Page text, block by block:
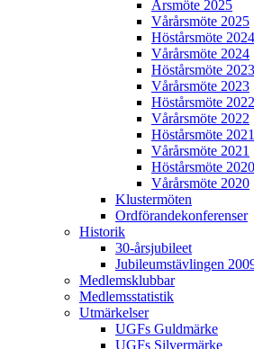
Årsmöte 2025
Vårårsmöte 2025
Höstårsmöte 2024
Vårårsmöte 2024
Höstårsmöte 2023
Vårårsmöte 2023
Höstårsmöte 2022
Vårårsmöte 2022
Höstårsmöte 2021
Vårårsmöte 2021
Höstårsmöte 2020
Vårårsmöte 2020
Klustermöten
Ordförandekonferenser
Historik
30-årsjubileet
Jubileumstävlingen
Medlemsklubbar
Medlemsstatistik
Utmärkelser
UGFs Guldmärke
UGFs Silvermärke